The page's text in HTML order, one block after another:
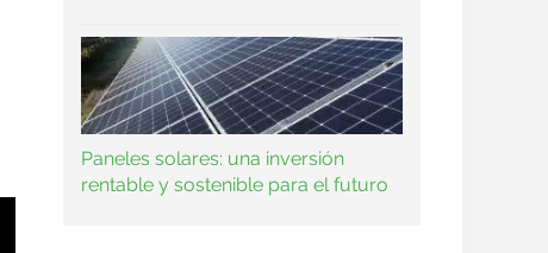
Paneles solares: una inversión
rentable y sostenible para el futuro